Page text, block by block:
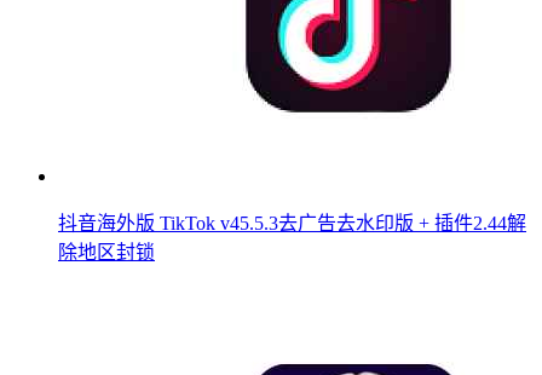
抖音海外版 TikTok v45.5.3去广告去水印版 + 插件2.44解
除地区封锁